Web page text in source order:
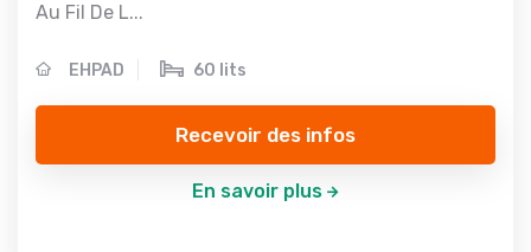
Au Fil De L...
EHPAD 60 lits
Recevoir des infos
En savoir plus